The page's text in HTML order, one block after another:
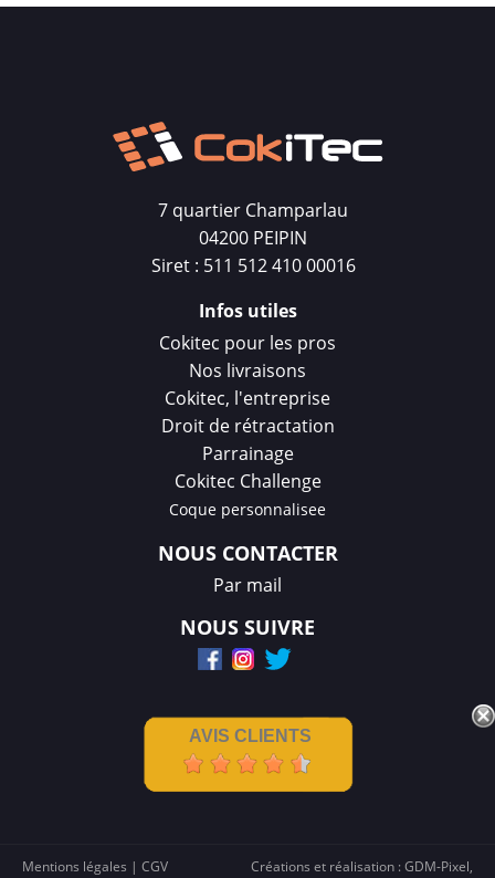
7 quartier Champarlau
04200 PEIPIN
Siret : 511 512 410 00016
Infos utiles
Cokitec pour les pros
Nos livraisons
Cokitec, l'entreprise
Droit de rétractation
Parrainage
Cokitec Challenge
Coque personnalisee
NOUS CONTACTER
Par mail
NOUS SUIVRE
AVIS CLIENTS
Mentions légales | CGV Créations et réalisation :GDM-Pixel,